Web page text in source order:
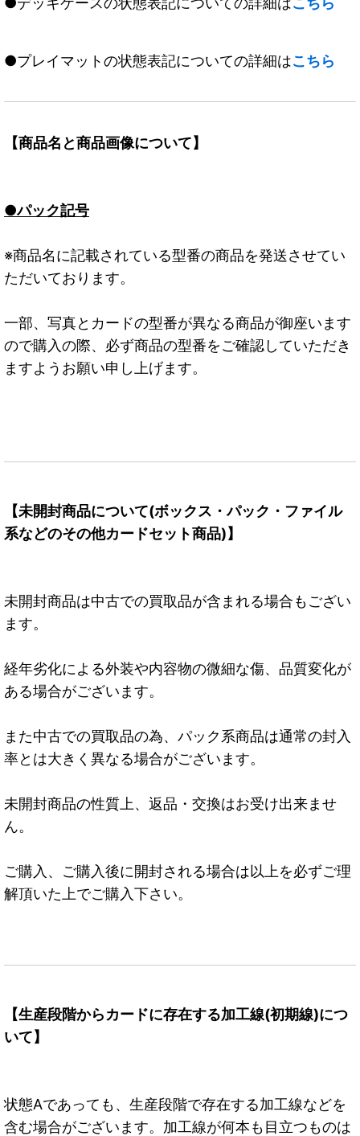
●プレイマットの状態表記についての詳細はこちら
【商品名と商品画像について】
●パック記号
※商品名に記載されている型番の商品を発送させてい
ただいております。
一部、写真とカードの型番が異なる商品が御座います
ので購入の際、必ず商品の型番をご確認していただき
ますようお願い申し上げます。
【未開封商品について(ボックス・パック・ファイル
系などのその他カードセット商品)】
未開封商品は中古での買取品が含まれる場合もござい
ます。
経年劣化による外装や内容物の微細な傷、品質変化が
ある場合がございます。
また中古での買取品の為、パック系商品は通常の封入
率とは大きく異なる場合がございます。
未開封商品の性質上、返品・交換はお受け出来ませ
ん。
ご購入、ご購入後に開封される場合は以上を必ずご理
解頂いた上でご購入下さい。
【生産段階からカードに存在する加工線(初期線)につ
いて】
状態Aであっても、生産段階で存在する加工線などを
含む場合がございます。加工線が何本も目立つものは